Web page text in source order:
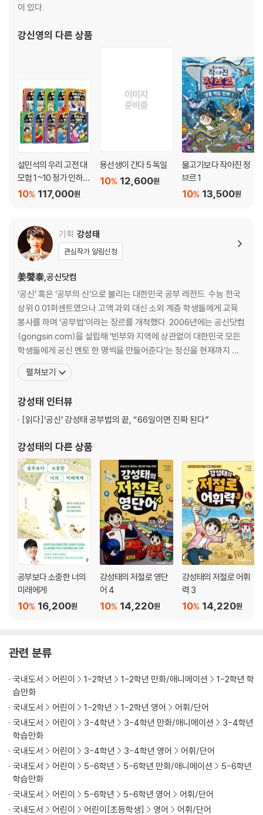
이 있다.
강신영의 다른 상품
설민석의 우리 고전 대
모험 1~10 정가 인하
세트 117,000원
10%
용선생이 간다 5 독일
12,600원
10%
물고기보다 작아진 정
브르 1
13,500원
10%
기획 강성태
관심작가 알림신청
姜聲泰,공신닷컴
‘공신’ 혹은 ‘공부의 신’으로 불리는 대한민국 공부 레전드. 수능 전국
상위 0.01퍼센트였으나 고액 과외 대신 소외 계층 학생들에게 교육
봉사를 하며 ‘공부법’이라는 장르를 개척했다. 2006년에는 공신닷컴
(gongsin.com)을 설립해 ‘빈부와 지역에 상관없이 대한민국 모든
학생들에게 공신 멘토 한 명씩을 만들어준다’는 정신을 현재까지 실
천하고 있으며, 회원 수는 100만 명에 달한다. 지금껏 출간한 도서들
은 모두 베스트셀러에 오르며 100만 부 이상 판매되었고, [공부의
고, 총 조회 수는 3억 6000
펼쳐보기
강성태 인터뷰
[읽다]‘공신’ 강성태 공부법의 끝, “66일이면 진짜 된다”
강성태의 다른 상품
공부보다 소중한 너의
미래에게
16,200원
10%
강성태의 저절로 영단
어 4
14,220원
10%
강성태의 저절로 어휘
력 3
14,220원
10%
관련 분류
국내도서 어린이 1-2학년 1-2학년 만화/애니메이션
1-2학년 학
습만화
국내도서
어린이 1-2학년 1-2학년 영어
어휘/단어
국내도서
어린이 3-4학년 3-4학년 만화/애니메이션
3-4학년
학습만화
국내도서
어린이 3-4학년 3-4학년 영어
어휘/단어
국내도서
어린이 5-6학년 5-6학년 만화/애니메이션
5-6학년
학습만화
국내도서
어린이 5-6학년 5-6학년 영어
어휘/단어
국내도서
어린이 어린이[초등학생] 영어 어휘/단어